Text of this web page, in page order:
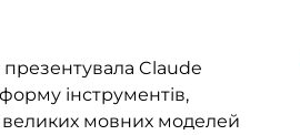
Claude
інструментів,
великих мовних моделей